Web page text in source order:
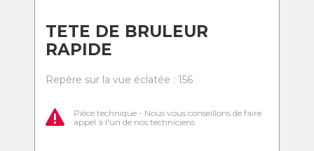
TETE DE BRULEUR
RAPIDE
Repère sur la vue éclatée : 156
Pièce technique - Nous vous conseillons de faire
appel à l'un de nos techniciens